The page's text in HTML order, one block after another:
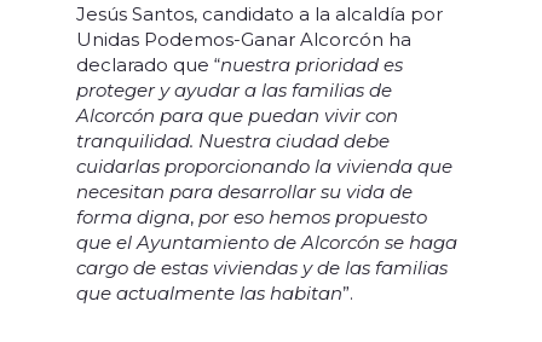
Jesús Santos, candidato a la alcaldía por
Unidas Podemos-Ganar Alcorcón ha
declarado que “nuestra prioridad es
proteger y ayudar a las familias de
Alcorcón para que puedan vivir con
tranquilidad. Nuestra ciudad debe
cuidarlas proporcionando la vivienda que
necesitan para desarrollar su vida de
forma digna,por eso hemos propuesto
que el Ayuntamiento de Alcorcón se haga
cargo de estas viviendas y de las familias
que actualmente las habitan”.